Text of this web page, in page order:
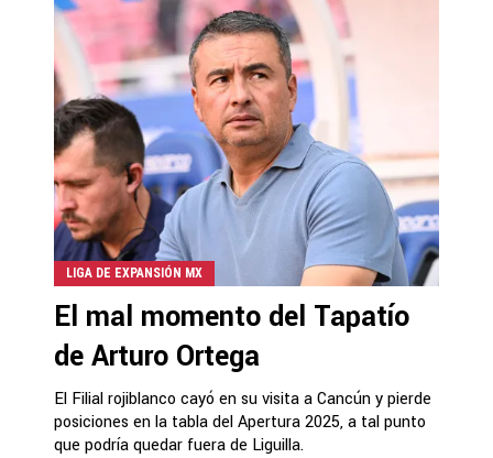
LIGA DE EXPANSIÓN MX
El mal momento del Tapatío
de Arturo Ortega
El Filial rojiblanco cayó en su visita a Cancún y pierde
posiciones en la tabla del Apertura 2025, a tal punto
que podría quedar fuera de Liguilla.